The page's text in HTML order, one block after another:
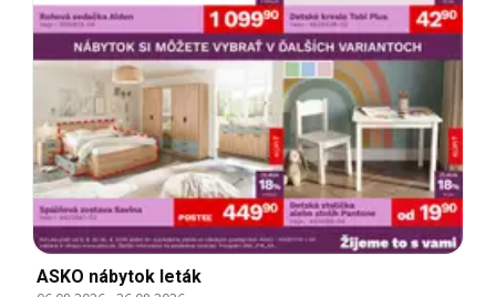
ASKO nábytok leták